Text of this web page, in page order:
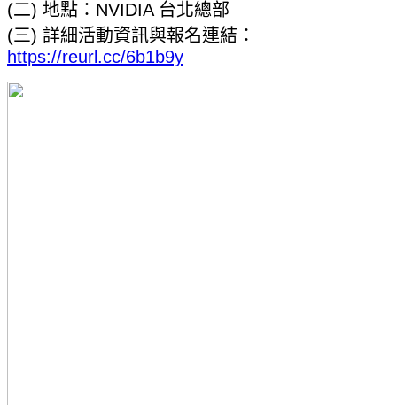
(二) 地點：NVIDIA 台北總部
(三) 詳細活動資訊與報名連結：
https://reurl.cc/6b1b9y